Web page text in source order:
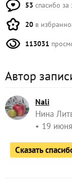
53 спасибо за
20 в
113031
Автор
Nali
Нина
19
Сказать